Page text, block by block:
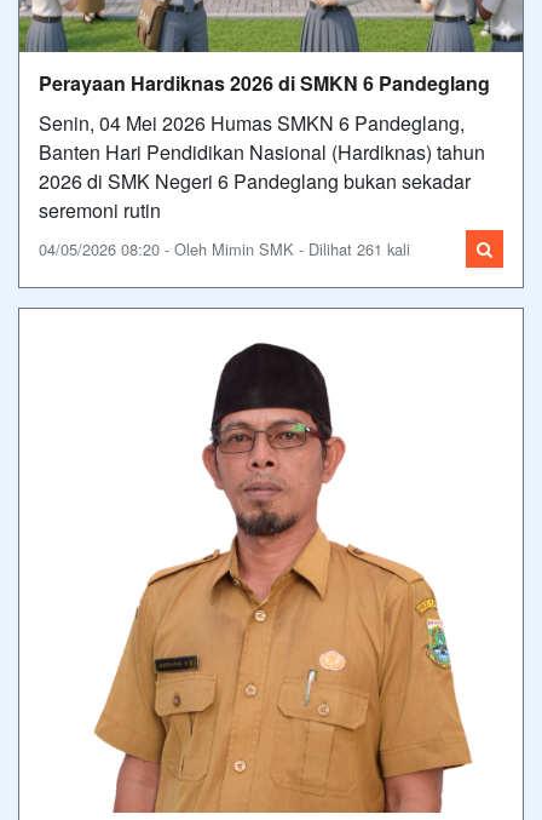
Perayaan Hardiknas 2026 di SMKN 6 Pandeglang
Senin, 04 Mei 2026 Humas SMKN 6 Pandeglang,
Banten Hari Pendidikan Nasional (Hardiknas) tahun
2026 di SMK Negeri 6 Pandeglang bukan sekadar
seremoni rutin
04/05/2026 08:20 - Oleh Mimin SMK - Dilihat 261 kali